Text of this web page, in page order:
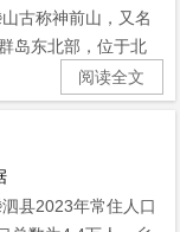
古称神前山，又名
岛东北部，位于北
阅读全文
县2023年常住人口